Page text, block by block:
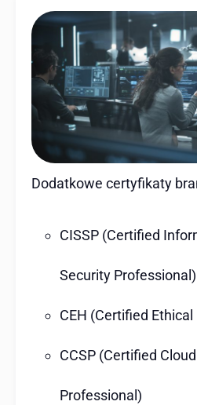
Dodatkowe certyfikaty
CISSP (Certified
Security Professional)
CEH (Certified
CCSP (Certified
Professional)